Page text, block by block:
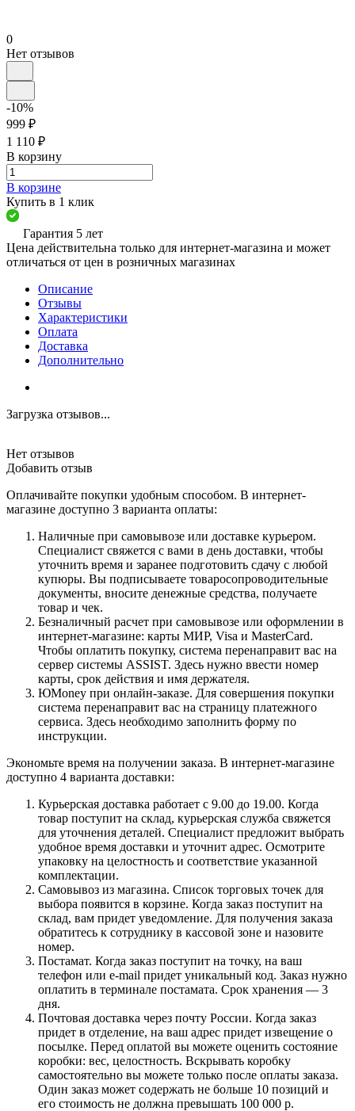
0
Нет отзывов
-10%
999 ₽
1 110 ₽
В корзину
В корзине
Купить в 1 клик
Гарантия 5 лет
Цена действительна только для интернет-магазина и может
отличаться от цен в розничных магазинах
Описание
Отзывы
Характеристики
Оплата
Доставка
Дополнительно
Загрузка отзывов...
Нет отзывов
Добавить отзыв
Оплачивайте покупки удобным способом. В интернет-
магазине доступно 3 варианта оплаты:
Наличные при самовывозе или доставке курьером.
Специалист свяжется с вами в день доставки, чтобы
уточнить время и заранее подготовить сдачу с любой
купюры. Вы подписываете товаросопроводительные
документы, вносите денежные средства, получаете
товар и чек.
Безналичный расчет при самовывозе или оформлении в
интернет-магазине: карты МИР, Visa и MasterCard.
Чтобы оплатить покупку, система перенаправит вас на
сервер системы ASSIST. Здесь нужно ввести номер
карты, срок действия и имя держателя.
ЮMoney при онлайн-заказе. Для совершения покупки
система перенаправит вас на страницу платежного
сервиса. Здесь необходимо заполнить форму по
инструкции.
Экономьте время на получении заказа. В интернет-магазине
доступно 4 варианта доставки:
Курьерская доставка работает с 9.00 до 19.00. Когда
товар поступит на склад, курьерская служба свяжется
для уточнения деталей. Специалист предложит выбрать
удобное время доставки и уточнит адрес. Осмотрите
упаковку на целостность и соответствие указанной
комплектации.
Самовывоз из магазина. Список торговых точек для
выбора появится в корзине. Когда заказ поступит на
склад, вам придет уведомление. Для получения заказа
обратитесь к сотруднику в кассовой зоне и назовите
номер.
Постамат. Когда заказ поступит на точку, на ваш
телефон или e-mail придет уникальный код. Заказ нужно
оплатить в терминале постамата. Срок хранения — 3
дня.
Почтовая доставка через почту России. Когда заказ
придет в отделение, на ваш адрес придет извещение о
посылке. Перед оплатой вы можете оценить состояние
коробки: вес, целостность. Вскрывать коробку
самостоятельно вы можете только после оплаты заказа.
Один заказ может содержать не больше 10 позиций и
его стоимость не должна превышать 100 000 р.